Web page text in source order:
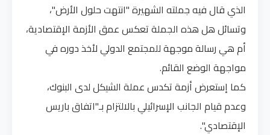
الذي قال فيه جملته الشهيرة "انتهت حلول الأرض"،
وتسائل هل هذه الجملة تعكس عمق الأزمة الإقتصادية،
أم هي رسالة موجهة للمجتمع الدولي لأخذ دوره في
مواجهة الوضع القائم.
كما إستعرض أزمة تكدس عملة الشيكل لدى البنوك،
وعدم قيام الجانب الإسرائيلي بالالتزام بـ"اتفاق باريس
الإقتصادي".